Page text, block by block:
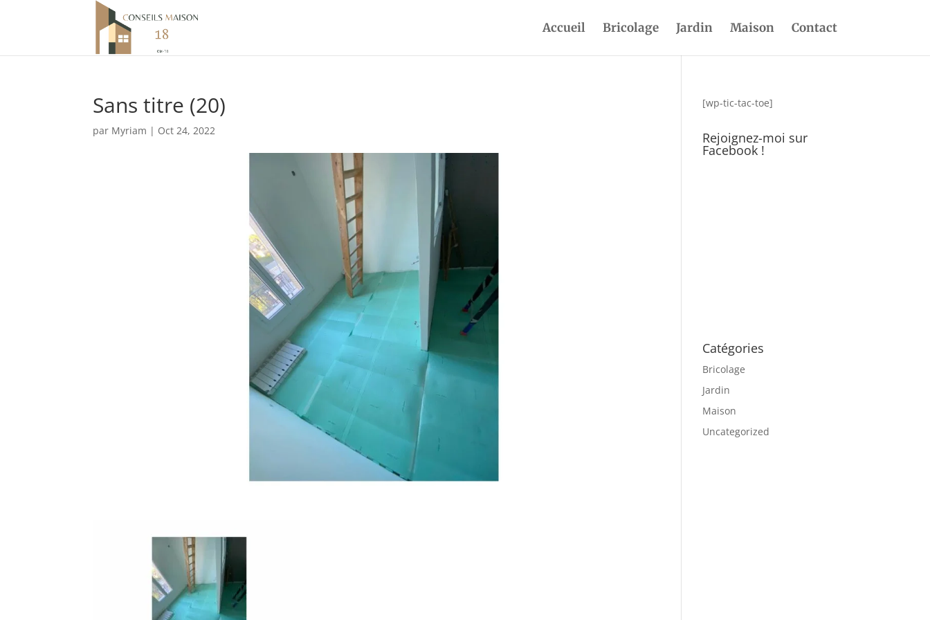
Accueil Bricolage Jardin Maison Contact
Sans titre (20)
par Myriam | Oct 24, 2022
[wp-tic-tac-toe]
Rejoignez-moi sur
Facebook !
Catégories
Bricolage
Jardin
Maison
Uncategorized